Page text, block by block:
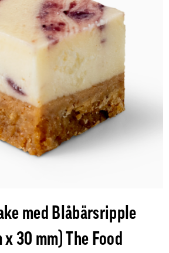
med Blåbärsripple
30 mm) The Food